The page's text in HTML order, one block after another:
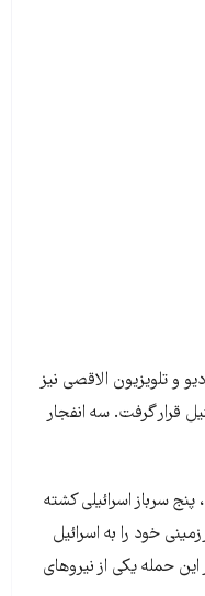
و تلویزیون الاقصی نیز
قرار گرفت. سه انفجار
سرباز اسرائیلی کشته
خود را به اسرائیل
این حمله یکی از نیروهای